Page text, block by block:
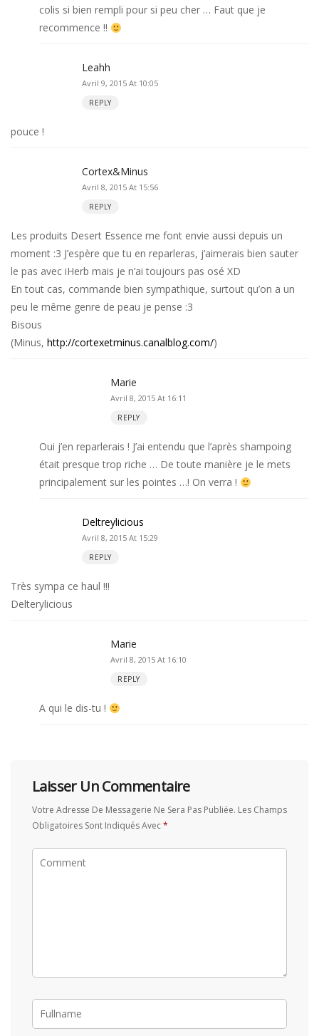
colis si bien rempli pour si peu cher … Faut que je
recommence !!
Leahh
Avril 9, 2015 At 10:05
REPLY
pouce !
Cortex&Minus
Avril 8, 2015 At 15:56
REPLY
Les produits Desert Essence me font envie aussi depuis un
moment :3 J’espère que tu en reparleras, j’aimerais bien sauter
le pas avec iHerb mais je n’ai toujours pas osé XD
En tout cas, commande bien sympathique, surtout qu’on a un
peu le même genre de peau je pense :3
Bisous
(Minus, http://cortexetminus.canalblog.com/)
Marie
Avril 8, 2015 At 16:11
REPLY
Oui j’en reparlerais ! J’ai entendu que l’après shampoing
était presque trop riche … De toute manière je le mets
principalement sur les pointes …! On verra !
Deltreylicious
Avril 8, 2015 At 15:29
REPLY
Très sympa ce haul !!!
Delterylicious
Marie
Avril 8, 2015 At 16:10
REPLY
A qui le dis-tu !
Laisser Un Commentaire
Votre Adresse De Messagerie Ne Sera Pas Publiée. Les Champs
Obligatoires Sont Indiqués Avec*